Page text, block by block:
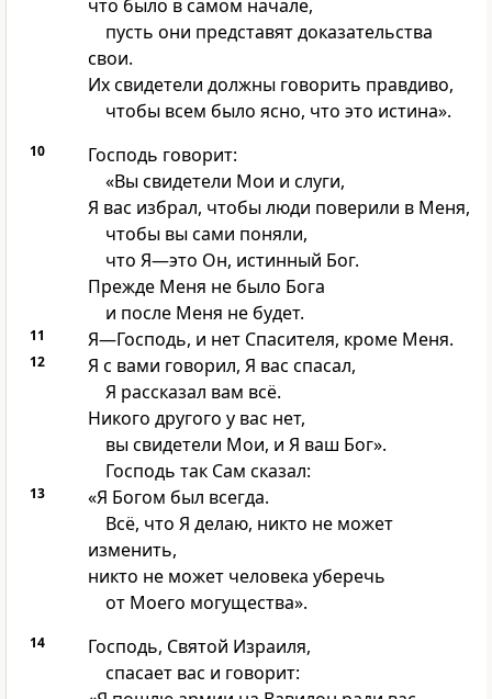
что было в самом начале,
пусть они представят доказательства
свои.
Их свидетели должны говорить правдиво,
чтобы всем было ясно, что это истина».
10
Господь говорит:
«Вы свидетели Мои и слуги,
Я вас избрал, чтобы люди поверили в Меня,
чтобы вы сами поняли,
что Я—это Он, истинный Бог.
Прежде Меня не было Бога
и после Меня не будет.
11 Я—Господь, и нет Спасителя, кроме Меня.
12
Я с вами говорил, Я вас спасал,
Я рассказал вам всё.
Никого другого у вас нет,
вы свидетели Мои, и Я ваш Бог».
Господь так Сам сказал:
13
«Я Богом был всегда.
Всё, что Я делаю, никто не может
изменить,
никто не может человека уберечь
от Моего могущества».
14
Господь, Святой Израиля,
спасает вас и говорит: